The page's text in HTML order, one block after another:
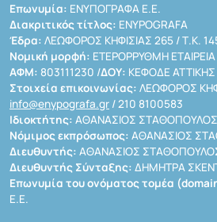
Επωνυμία: ΕΝΥΠΟΓΡΑΦΑ Ε.Ε.
Διακριτικός τίτλος: ENYPOGRAFA
Έδρα: ΛΕΩΦΟΡΟΣ ΚΗΦΙΣΙΑΣ 265 / Τ.Κ.
Νομική μορφή: ΕΤΕΡΟΡΡΥΘΜΗ ΕΤΑΙΡΕΙΑ
ΑΦΜ: 803111230 /ΔΟΥ: ΚΕΦΟΔΕ ΑΤΤΙΚΗΣ
Στοιχεία επικοινωνίας: ΛΕΩΦΟΡΟΣ
info@enypografa.gr / 210 8100583
Ιδιοκτήτης: ΑΘΑΝΑΣΙΟΣ ΣΤΑΘΟΠΟΥΛΟΣ
Νόμιμος εκπρόσωπος: ΑΘΑΝΑΣΙΟΣ
Διευθυντής: ΑΘΑΝΑΣΙΟΣ
Διευθυντής Σύνταξης: ΔΗΜΗΤΡΑ
Επωνυμία του ονόματος τομέα
Ε.Ε.